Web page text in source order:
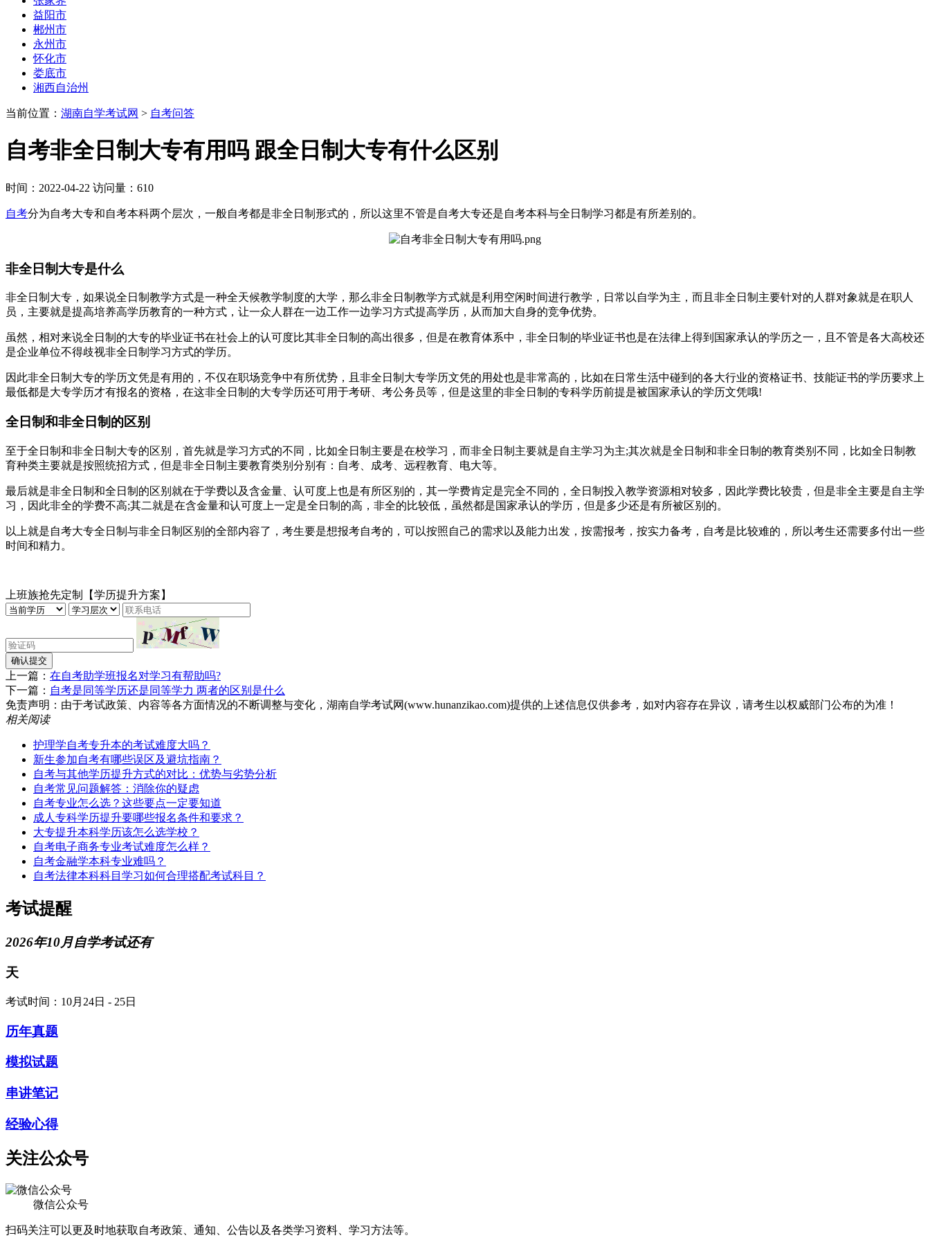
益阳市
郴州市
永州市
怀化市
娄底市
湘西自治州
当前位置： 湖南自学考试网 > 自考问答
自考非全日制大专有用吗 跟全日制大专有什么区别
时间：2022-04-22 访问量：610
自考分为自考大专和自考本科两个层次，一般自考都是非全日制形式的，所以这里不管是自考大专还是自考本科与全日制学习都是有所差别的。
非全日制大专是什么
非全日制大专，如果说全日制教学方式是一种全天候教学制度的大学，那么非全日制教学方式就是利用空闲时间进行教学，日常以自学为主，而且非全日制主要针对的人群对象就是在职人
员，主要就是提高培养高学历教育的一种方式，让一众人群在一边工作一边学习方式提高学历，从而加大自身的竞争优势。
虽然，相对来说全日制的大专的毕业证书在社会上的认可度比其非全日制的高出很多，但是在教育体系中，非全日制的毕业证书也是在法律上得到国家承认的学历之一，且不管是各大高校还
是企业单位不得歧视非全日制学习方式的学历。
因此非全日制大专的学历文凭是有用的，不仅在职场竞争中有所优势，且非全日制大专学历文凭的用处也是非常高的，比如在日常生活中碰到的各大行业的资格证书、技能证书的学历要求上
最低都是大专学历才有报名的资格，在这非全日制的大专学历还可用于考研、考公务员等，但是这里的非全日制的专科学历前提是被国家承认的学历文凭哦!
全日制和非全日制的区别
至于全日制和非全日制大专的区别，首先就是学习方式的不同，比如全日制主要是在校学习，而非全日制主要就是自主学习为主;其次就是全日制和非全日制的教育类别不同，比如全日制教
育种类主要就是按照统招方式，但是非全日制主要教育类别分别有：自考、成考、远程教育、电大等。
最后就是非全日制和全日制的区别就在于学费以及含金量、认可度上也是有所区别的，其一学费肯定是完全不同的，全日制投入教学资源相对较多，因此学费比较贵，但是非全主要是自主学
习，因此非全的学费不高;其二就是在含金量和认可度上一定是全日制的高，非全的比较低，虽然都是国家承认的学历，但是多少还是有所被区别的。
以上就是自考大专全日制与非全日制区别的全部内容了，考生要是想报考自考的，可以按照自己的需求以及能力出发，按需报考，按实力备考，自考是比较难的，所以考生还需要多付出一些
时间和精力。
上班族抢先定制【学历提升方案】
确认提交
上一篇： 在自考助学班报名对学习有帮助吗?
下一篇： 自考是同等学历还是同等学力 两者的区别是什么
免责声明：由于考试政策、内容等各方面情况的不断调整与变化，湖南自学考试网(www.hunanzikao.com)提供的上述信息仅供参考，如对内容存在异议，请考生以权威部门公布的为准！
相关阅读
护理学自考专升本的考试难度大吗？
新生参加自考有哪些误区及避坑指南？
自考与其他学历提升方式的对比：优势与劣势分析
自考常见问题解答：消除你的疑虑
自考专业怎么选？这些要点一定要知道
成人专科学历提升要哪些报名条件和要求？
大专提升本科学历该怎么选学校？
自考电子商务专业考试难度怎么样？
自考金融学本科专业难吗？
自考法律本科科目学习如何合理搭配考试科目？
考试提醒
2026年10月自学考试还有
天
考试时间：10月24日 - 25日
历年真题
模拟试题
串讲笔记
经验心得
关注公众号
微信公众号
扫码关注可以更及时地获取自考政策、通知、公告以及各类学习资料、学习方法等。